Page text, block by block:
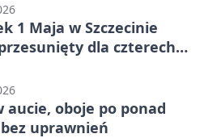
1 Maja w Szczecinie
dla czterech
aucie, oboje po ponad
uprawnień